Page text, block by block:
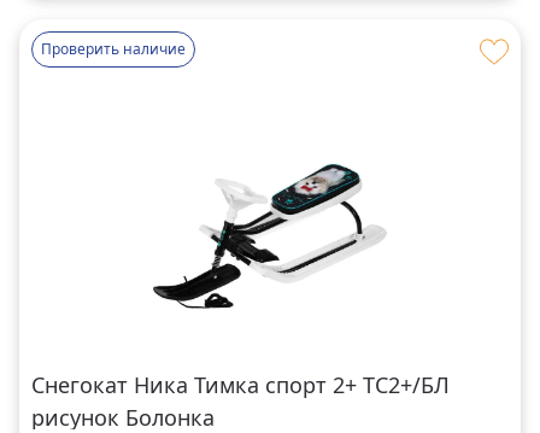
Проверить наличие
Снегокат Ника Тимка спорт 2+ ТС2+/БЛ
рисунок Болонка